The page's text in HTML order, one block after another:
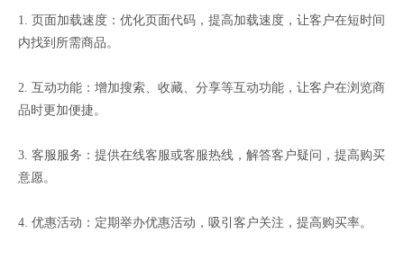
1. 页面加载速度：优化页面代码，提高加载速度，让客户在短时间
内找到所需商品。
2. 互动功能：增加搜索、收藏、分享等互动功能，让客户在浏览商
品时更加便捷。
3. 客服服务：提供在线客服或客服热线，解答客户疑问，提高购买
意愿。
4. 优惠活动：定期举办优惠活动，吸引客户关注，提高购买率。